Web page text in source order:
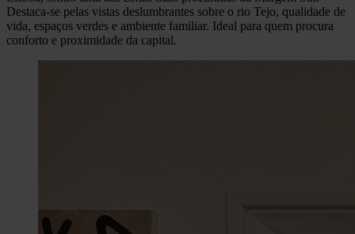
Destaca-se pelas vistas deslumbrantes sobre o rio Tejo, qualidade de
vida, espaços verdes e ambiente familiar. Ideal para quem procura
conforto e proximidade da capital.